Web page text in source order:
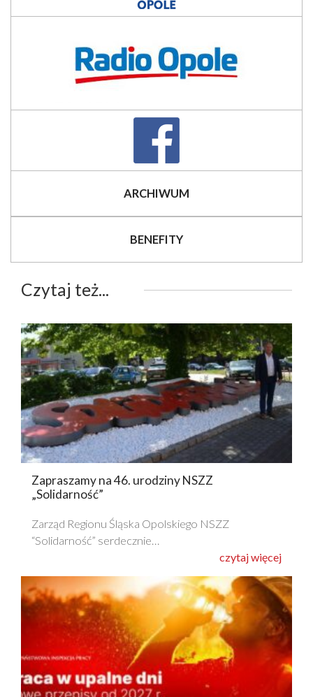
ARCHIWUM
BENEFITY
Czytaj też...
Zapraszamy na 46. urodziny NSZZ
„Solidarność”
Zarząd Regionu Śląska Opolskiego NSZZ
“Solidarność” serdecznie…
czytaj więcej